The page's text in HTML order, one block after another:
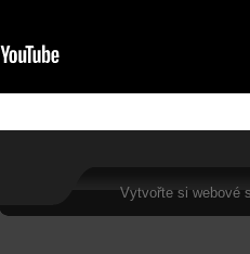
Vytvořte si webové